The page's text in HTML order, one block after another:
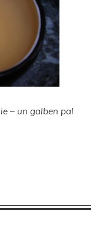
– un galben pal